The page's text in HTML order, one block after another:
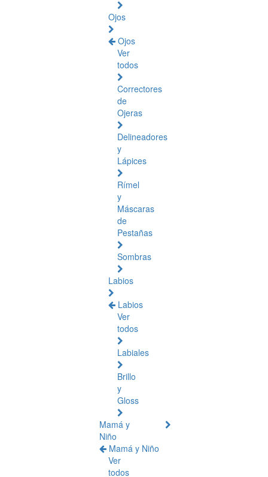
Ojos
Ojos
Ver
todos
Correctores
de
Ojeras
Delineadores
y
Lápices
Rímel
y
Máscaras
de
Pestañas
Sombras
Labios
Labios
Ver
todos
Labiales
Brillo
y
Gloss
Mamá y
Niño
Mamá y Niño
Ver
todos